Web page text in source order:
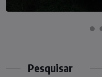
Pesquisar